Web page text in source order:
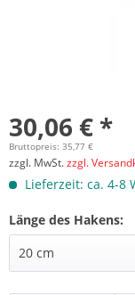
30,06 € *
Bruttopreis: 35,77 €
zzgl. MwSt.zzgl.
Lieferzeit: ca. 4-8
Länge des Hakens: